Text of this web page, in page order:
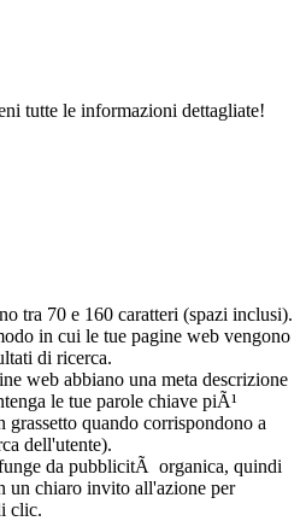
tutte le informazioni dettagliate!
tra 70 e 160 caratteri (spazi inclusi).
in cui le tue pagine web vengono
di ricerca.
web abbiano una meta descrizione
le tue parole chiave piÃ¹
quando corrispondono a
dell'utente).
da pubblicitÃ organica, quindi
un chiaro invito all'azione per
clic.